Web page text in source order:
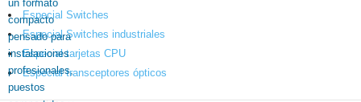
Especial Switches
Especial Switches industriales
Especial tarjetas CPU
Especial transceptores ópticos